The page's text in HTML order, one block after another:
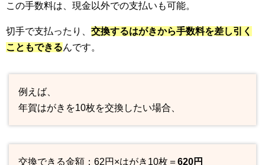
この手数料は、現金以外での支払いも可能。
切手で支払ったり、 交換するはがきから手数料を差し引く
こともできるんです。
例えば、
年賀はがきを10枚を交換したい場合、
交換できる金額：62円×はがき10枚＝620円